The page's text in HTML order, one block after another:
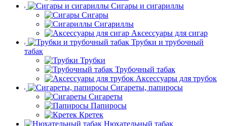
Сигары и сигариллы
Сигары
Сигариллы
Аксессуары для сигар
Трубки и трубочный
табак
Трубки
Трубочный табак
Аксессуары для трубок
Сигареты, папиросы
Сигареты
Папиросы
Кретек
Нюхательный табак